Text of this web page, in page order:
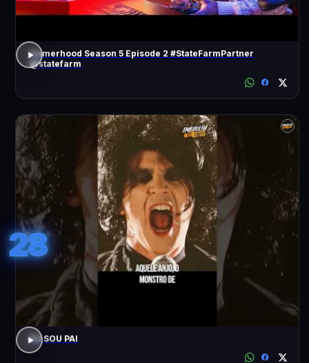
Gamerhood Season 5 Episode 2 #StateFarmPartner
@statefarm
28
EU SOU PAI